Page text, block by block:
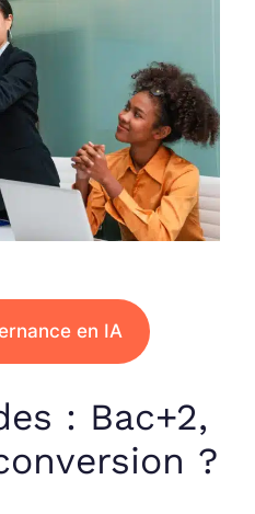
en IA
: Bac+2,
?